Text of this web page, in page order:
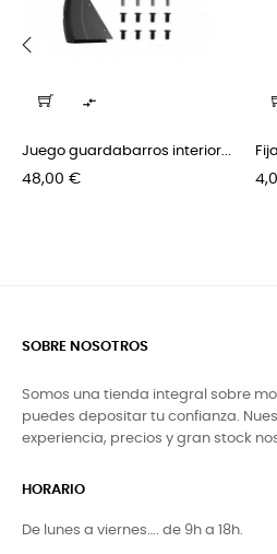

Juego guardabarros interior...
Precio
48,00 €
SOBRE NOSOTROS
Somos una tienda integral sobre
puedes depositar tu confianza.
experiencia, precios y gran stock
HORARIO
De lunes a viernes…. de 9h a 18h.